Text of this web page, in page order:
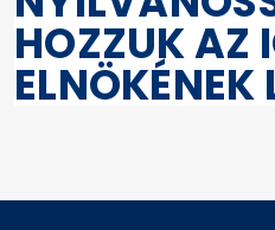
HOZZUK AZ
ELNÖKÉNEK